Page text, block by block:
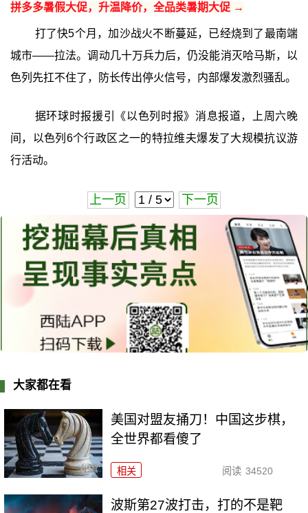
拼多多暑假大促，升温降价，全品类暑期大促 →
打了快5个月，加沙战火不断蔓延，已经烧到了最南端
城市——拉法。调动几十万兵力后，仍没能消灭哈马斯，以
色列先扛不住了，防长传出停火信号，内部爆发激烈骚乱。
据环球时报援引《以色列时报》消息报道，上周六晚
间，以色列6个行政区之一的特拉维夫爆发了大规模抗议游
行活动。
上一页 下一页
大家都在看
美国对盟友捅刀！中国这步棋，
全世界都看傻了
相关 阅读 34520
波斯第27波打击，打的不是靶